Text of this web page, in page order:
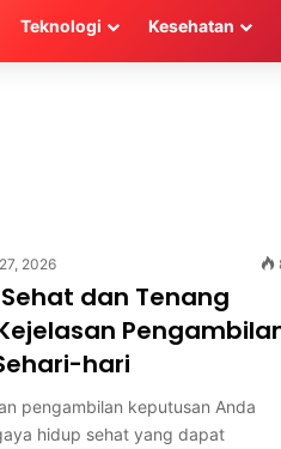
Teknologi Kesehatan
2026
dan Tenang
hari
pengambilan keputusan Anda
hidup sehat yang dapat